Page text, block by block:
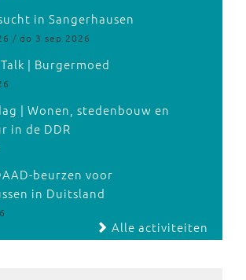
in Sangerhausen
/ do 3 sep 2026
| Burgermoed
| Wonen, stedenbouw en
in de DDR
beurzen voor
in Duitsland
Alle activiteiten